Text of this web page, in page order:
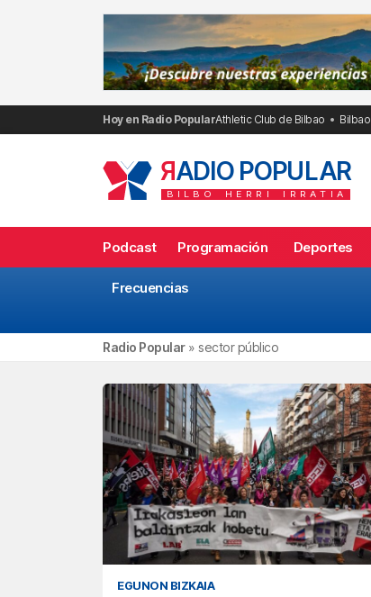
Hoy en Radio PopularAthletic Club de Bilbao Bilbao
RADIO POPULAR
BILBO HERRI IRRATIA
Podcast Programación Deportes
Frecuencias
Radio Popular» sector público
EGUNON BIZKAIA